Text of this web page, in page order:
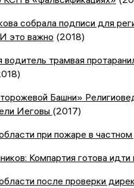
собрала подписи для
это важно (2018)
водитель трамвая
Башни»
Иеговы (2017)
при пожаре в
Компартия готова идти
после проверки